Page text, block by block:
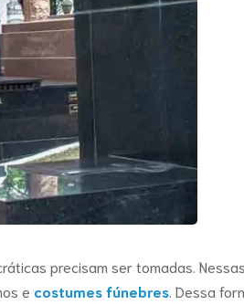
precisam ser tomadas. Nessas
e costumes fúnebres. Dessa